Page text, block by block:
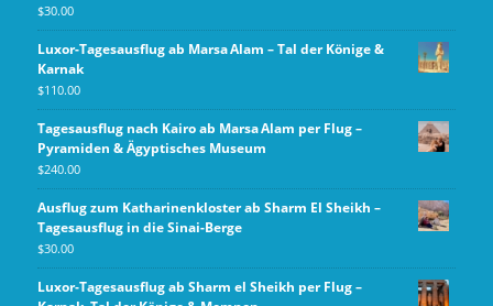
$30.00
Luxor-Tagesausflug ab Marsa Alam – Tal der Könige &
Karnak
$110.00
Tagesausflug nach Kairo ab Marsa Alam per Flug –
Pyramiden & Ägyptisches Museum
$240.00
Ausflug zum Katharinenkloster ab Sharm El Sheikh –
Tagesausflug in die Sinai-Berge
$30.00
Luxor‑Tagesausflug ab Sharm el Sheikh per Flug –